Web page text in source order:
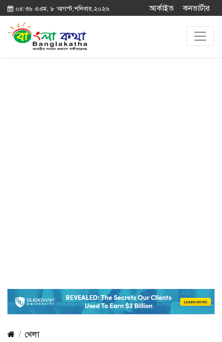
০৪:৩৬ এএম, ৮ আগস্ট,শনিবার,২০২৬ আর্কাইভ কনভার্টার
খেলা